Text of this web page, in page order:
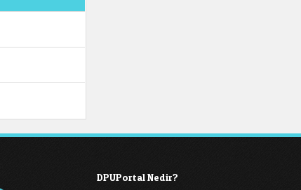
DPUPortal Nedir?